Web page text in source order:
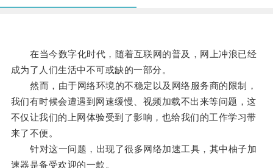
在当今数字化时代，随着互联网的普及，网上冲浪已经
成为了人们生活中不可或缺的一部分。
然而，由于网络环境的不稳定以及网络服务商的限制，
我们有时候会遭遇到网速缓慢、视频加载不出来等问题，这
不仅让我们的上网体验受到了影响，也给我们的工作学习带
来了不便。
针对这一问题，出现了很多网络加速工具，其中柚子加
速器是备受欢迎的一款。